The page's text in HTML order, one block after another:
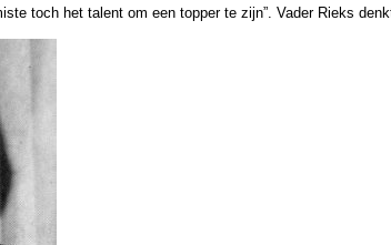
toch het talent om een topper te zijn”. Vader Rieks